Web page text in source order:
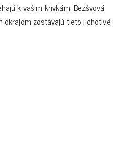
k vašim krivkám. Bezšvová
okrajom zostávajú tieto lichotivé